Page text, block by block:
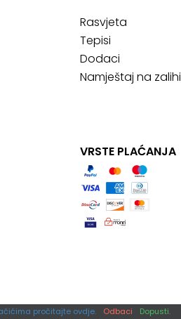
Rasvjeta
Tepisi
Dodaci
Namještaj na zalihi
VRSTE PLAĆANJA
pročitajte ovdje. Odbaci Dopusti.